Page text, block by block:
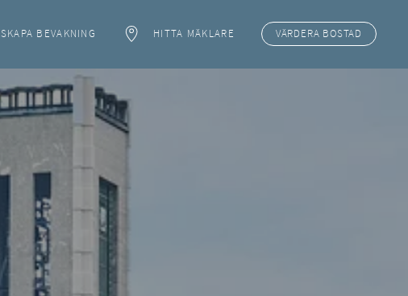
SKAPA BEVAKNING HITTA MÄKLARE VÄRDERA BOSTAD